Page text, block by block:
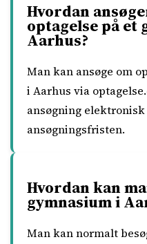
Hvordan
optagelse på et
Aarhus?
Man kan ansøge om
i Aarhus via
ansøgning
ansøgningsfristen.
Hvordan kan
gymnasium i
Man kan normalt